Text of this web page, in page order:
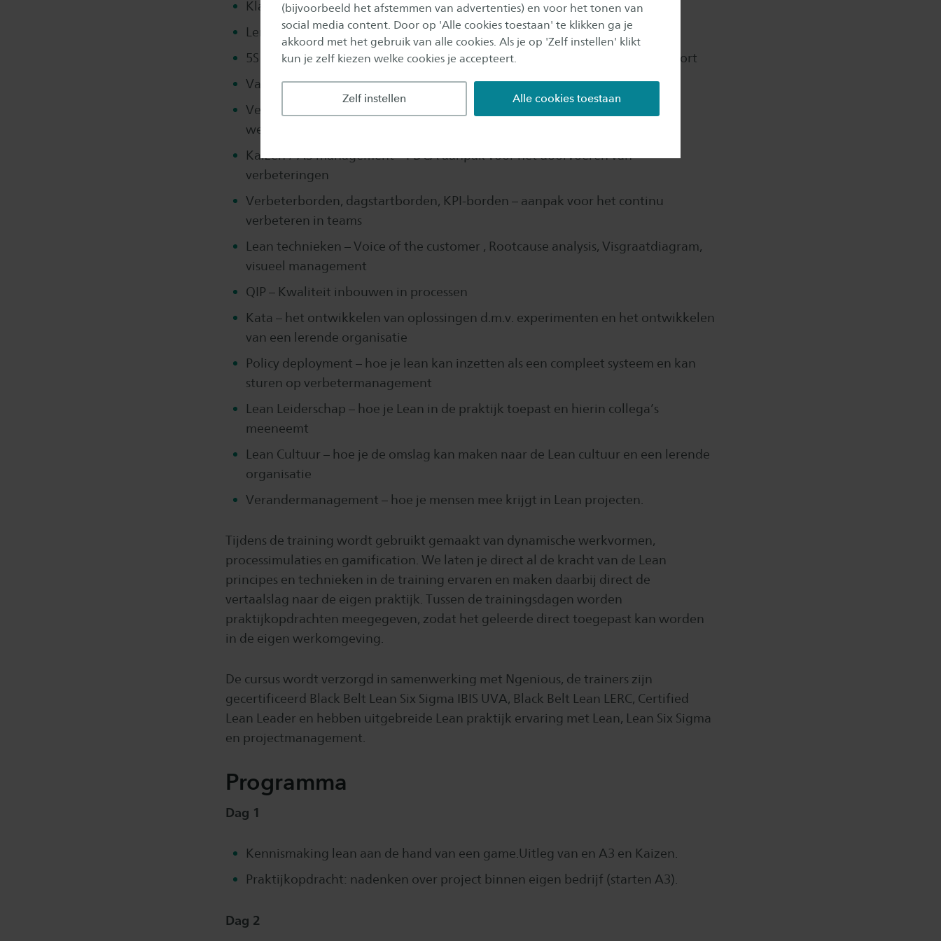
(bijvoorbeeld het afstemmen van advertenties) en voor het tonen van
social media content. Door op 'Alle cookies toestaan' te klikken ga je
akkoord met het gebruik van alle cookies. Als je op 'Zelf instellen' klikt
kun je zelf kiezen welke cookies je accepteert.
Zelf instellen Alle cookies toestaan
Klantwaarde / Kanomodel – denken in termen van toegevoegde waarde
Leren zien -anders denken, anders zien en anders doen
5S – werkplek organisatie, reductie zoeken, beweging, voorraad en transport
Value Stream Mapping – processen op een andere manier zichtbaar maken
Verspillingen elimineren – leren de verspillingen te herkennen in je eigen
werkomgeving
Kaizen / A3 management – PDCA aanpak voor het doorvoeren van
verbeteringen
Verbeterborden, dagstartborden, KPI-borden – aanpak voor het continu
verbeteren in teams
Lean technieken – Voice of the customer , Rootcause analysis, Visgraatdiagram,
visueel management
QIP – Kwaliteit inbouwen in processen
Kata – het ontwikkelen van oplossingen d.m.v. experimenten en het ontwikkelen
van een lerende organisatie
Policy deployment – hoe je lean kan inzetten als een compleet systeem en kan
sturen op verbetermanagement
Lean Leiderschap – hoe je Lean in de praktijk toepast en hierin collega’s
meeneemt
Lean Cultuur – hoe je de omslag kan maken naar de Lean cultuur en een lerende
organisatie
Verandermanagement – hoe je mensen mee krijgt in Lean projecten.
Tijdens de training wordt gebruikt gemaakt van dynamische werkvormen,
processimulaties en gamification. We laten je direct al de kracht van de Lean
principes en technieken in de training ervaren en maken daarbij direct de
vertaalslag naar de eigen praktijk. Tussen de trainingsdagen worden
praktijkopdrachten meegegeven, zodat het geleerde direct toegepast kan worden
in de eigen werkomgeving.
De cursus wordt verzorgd in samenwerking met Ngenious, de trainers zijn
gecertificeerd Black Belt Lean Six Sigma IBIS UVA, Black Belt Lean LERC, Certified
Lean Leader en hebben uitgebreide Lean praktijk ervaring met Lean, Lean Six Sigma
en projectmanagement.
Programma
Dag 1
Kennismaking lean aan de hand van een game.Uitleg van en A3 en Kaizen.
Praktijkopdracht: nadenken over project binnen eigen bedrijf (starten A3).
Dag 2